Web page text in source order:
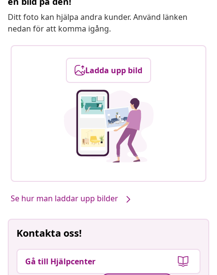
Ditt foto kan hjälpa andra kunder. Använd länken
nedan för att komma igång.
Ladda upp bild
Se hur man laddar upp bilder
Kontakta oss!
Gå till Hjälpcenter